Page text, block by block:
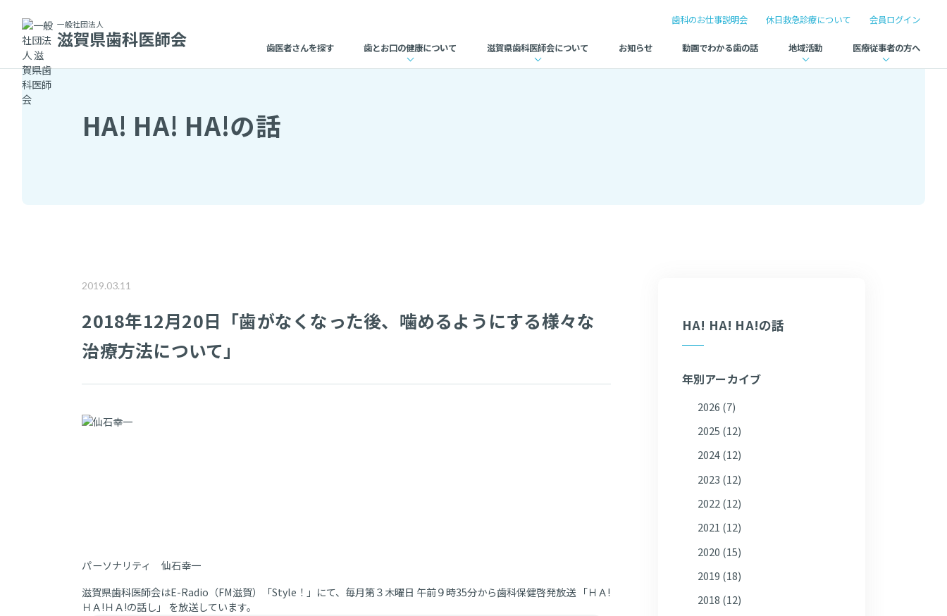
一般社団法人
滋賀県歯科医師会
歯科のお仕事説明会 休日救急診療について 会員ログイン
歯医者さんを探す 歯とお口の健康について 滋賀県歯科医師会について お知らせ 動画でわかる歯の話 地域活動 医療従事者の方へ
TOP HA! HA! HA!の話
HA! HA! HA!の話
2019.03.11
2018年12月20日「歯がなくなった後、噛めるようにする様々な
治療方法について」
パーソナリティ 仙石幸一
滋賀県歯科医師会はE-Radio（FM滋賀）「Style！」にて、毎月第３木曜日 午前９時35分から歯科保健啓発放送 「ＨＡ!
ＨＡ!ＨＡ!の話し」 を放送しています。
HA! HA! HA!の話
年別アーカイブ
2026 (7)
2025 (12)
2024 (12)
2023 (12)
2022 (12)
2021 (12)
2020 (15)
2019 (18)
2018 (12)